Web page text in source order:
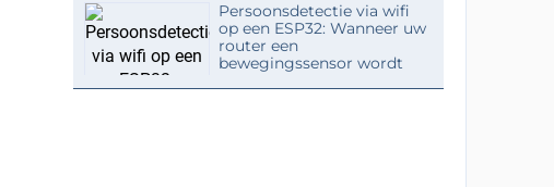
Persoonsdetectie via wifi
op een ESP32: Wanneer uw
router een
bewegingssensor wordt